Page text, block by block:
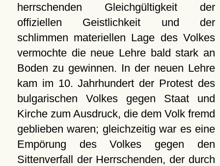
herrschenden Gleichgültigkeit der
offiziellen Geistlichkeit und der
schlimmen materiellen Lage des Volkes
vermochte die neue Lehre bald stark an
Boden zu gewinnen. In der neuen Lehre
kam im 10. Jahrhundert der Protest des
bulgarischen Volkes gegen Staat und
Kirche zum Ausdruck, die dem Volk fremd
geblieben waren; gleichzeitig war es eine
Empörung des Volkes gegen den
Sittenverfall der Herrschenden, der durch